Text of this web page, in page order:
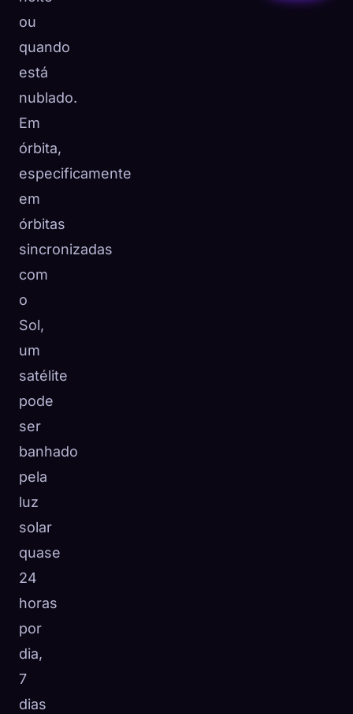
ou
quando
está
nublado.
Em
órbita,
especificamente
em
órbitas
sincronizadas
com
o
Sol,
um
satélite
pode
ser
banhado
pela
luz
solar
quase
24
horas
por
dia,
7
dias